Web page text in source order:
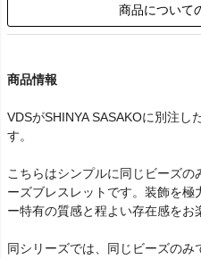
商品について
商品情報
VDSがSHINYA SASAKOに別注
す。
こちらはシンプルに同じビーズ
ーズブレスレットです。装飾を
ー特有の質感と程よい存在感をお
同シリーズでは、同じビーズのみ